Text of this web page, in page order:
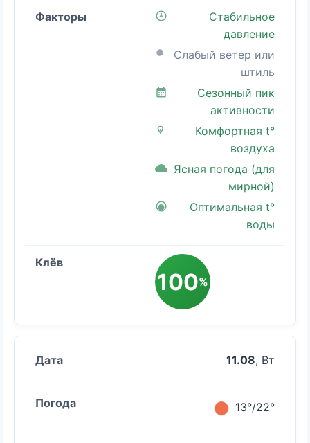
Стабильное
давление
Слабый ветер или
штиль
Сезонный пик
активности
Комфортная t°
воздуха
Ясная погода (для
мирной)
Оптимальная t°
воды
100%
11.08, Вт
13°/22°